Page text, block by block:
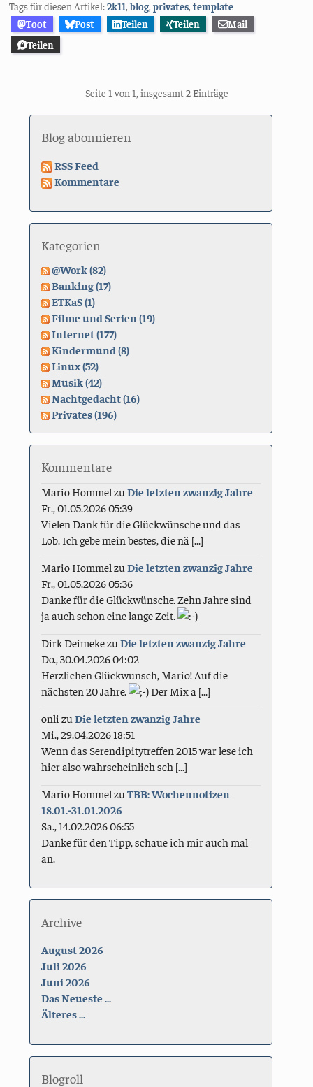
Tags für diesen Artikel:2k11,blog,privates,template
Toot
Post Teilen Teilen
Mail
Teilen
Seite 1 von 1, insgesamt 2 Einträge
Blog abonnieren
RSS Feed
Kommentare
Kategorien
@Work (82)
Banking (17)
ETKaS (1)
Filme und Serien (19)
Internet (177)
Kindermund (8)
Linux (52)
Musik (42)
Nachtgedacht (16)
Privates (196)
Kommentare
Mario Hommel zuDie letzten zwanzig Jahre
Fr., 01.05.2026 05:39
Vielen Dank für die Glückwünsche und das
Lob. Ich gebe mein bestes, die nä [...]
Mario Hommel zuDie letzten zwanzig Jahre
Fr., 01.05.2026 05:36
Danke für die Glückwünsche. Zehn Jahre sind
ja auch schon eine lange Zeit.
Dirk DeimekezuDie letzten zwanzig Jahre
Do., 30.04.2026 04:02
Herzlichen Glückwunsch, Mario! Auf die
nächsten 20 Jahre.
Der Mix a [...]
onli zuDie letzten zwanzig Jahre
Mi., 29.04.2026 18:51
Wenn das Serendipitytreffen 2015 war lese ich
hier also wahrscheinlich sch [...]
Mario Hommel zuTBB: Wochennotizen
18.01.-31.01.2026
Sa., 14.02.2026 06:55
Danke für den Tipp, schaue ich mir auch mal
an.
Archive
August 2026
Juli 2026
Juni 2026
Das Neueste ...
Älteres ...
Blogroll